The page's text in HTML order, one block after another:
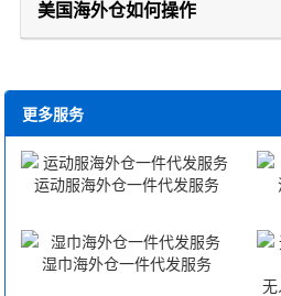
美国海外仓如何操作
更多服务
运动服海外仓一件代发服务
湿巾海外仓一件代发服务
无